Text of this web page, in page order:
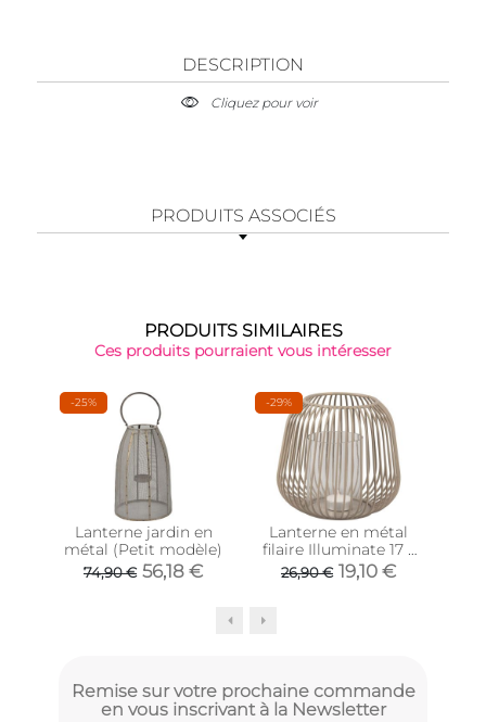
DESCRIPTION
Cliquez pour voir
PRODUITS ASSOCIÉS
PRODUITS SIMILAIRES
Ces produits pourraient vous intéresser
-25%
Lanterne jardin en
métal (Petit modèle)
74,90 € 56,18 €
-29%
Lanterne en métal
filaire Illuminate 17 x
15.5 cm (Gris foncé)
26,90 € 19,10 €
Remise sur votre prochaine commande
en vous inscrivant à la Newsletter